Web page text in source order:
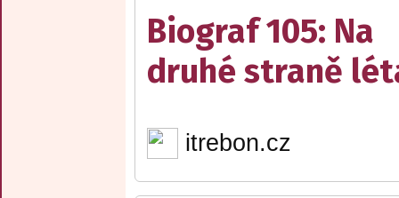
Biograf 105: Na
druhé straně
itrebon.cz